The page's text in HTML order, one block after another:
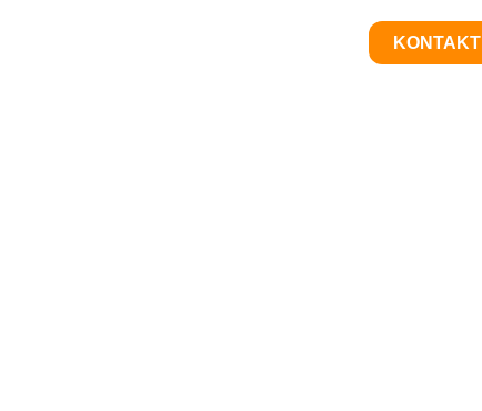
KONTAKT